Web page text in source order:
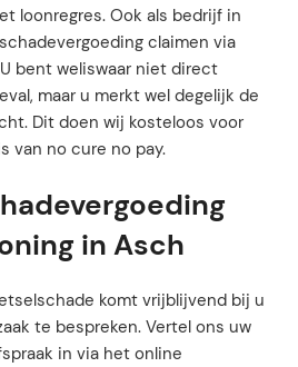
loonregres. Ook als bedrijf in
claimen via
bent weliswaar niet direct
maar u merkt wel degelijk de
Dit doen wij kosteloos voor
van no cure no pay.
in Asch
komt vrijblijvend bij u
te bespreken. Vertel ons uw
in via het online